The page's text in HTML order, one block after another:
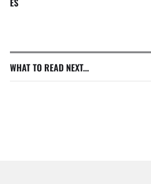
ES
WHAT TO READ NEXT...